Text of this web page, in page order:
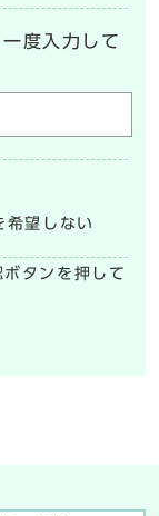
度入力して
希望しない
タンを押して